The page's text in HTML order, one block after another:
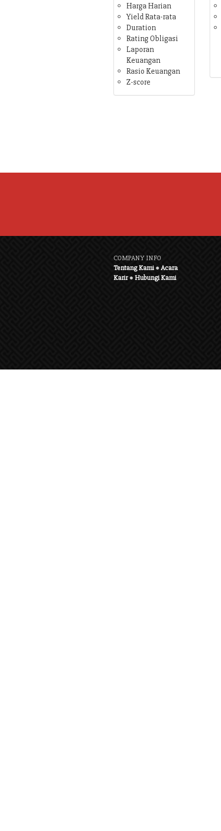
Harga Harian
Yield Rata-rata
Duration
Rating Obligasi
Laporan
Keuangan
Rasio Keuangan
Z-score
COMPANY INFO
Tentang Kami●Acara
Karir●Hubungi Kami